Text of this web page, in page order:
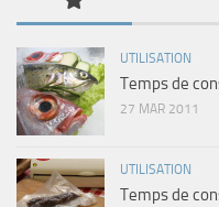
UTILISATION
Temps de
27 MAR 2011
UTILISATION
Temps de